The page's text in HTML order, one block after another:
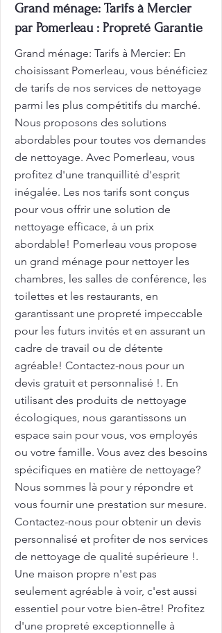
Grand ménage: Tarifs à Mercier
par Pomerleau : Propreté Garantie
Grand ménage: Tarifs à Mercier: En
choisissant Pomerleau, vous bénéficiez
de tarifs de nos services de nettoyage
parmi les plus compétitifs du marché.
Nous proposons des solutions
abordables pour toutes vos demandes
de nettoyage. Avec Pomerleau, vous
profitez d'une tranquillité d'esprit
inégalée. Les nos tarifs sont conçus
pour vous offrir une solution de
nettoyage efficace, à un prix
abordable! Pomerleau vous propose
un grand ménage pour nettoyer les
chambres, les salles de conférence, les
toilettes et les restaurants, en
garantissant une propreté impeccable
pour les futurs invités et en assurant un
cadre de travail ou de détente
agréable! Contactez-nous pour un
devis gratuit et personnalisé !. En
utilisant des produits de nettoyage
écologiques, nous garantissons un
espace sain pour vous, vos employés
ou votre famille. Vous avez des besoins
spécifiques en matière de nettoyage?
Nous sommes là pour y répondre et
vous fournir une prestation sur mesure.
Contactez-nous pour obtenir un devis
personnalisé et profiter de nos services
de nettoyage de qualité supérieure !.
Une maison propre n'est pas
seulement agréable à voir, c'est aussi
essentiel pour votre bien-être! Profitez
d'une propreté exceptionnelle à